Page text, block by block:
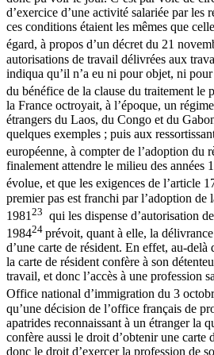
d’exercice d’une activité salariée par les
ces conditions étaient les mêmes que
égard, à propos d’un décret du 21
autorisations de travail délivrées aux
indiqua qu’il n’a eu ni pour objet, ni
du bénéfice de la clause du traitement le
la France octroyait, à l’époque, un
étrangers du Laos, du Congo et du
quelques exemples ; puis aux
européenne, à compter de l’adoption du
finalement attendre le milieu des années
évolue, et que les exigences de l’article
premier pas est franchi par l’adoption de
1981 23 qui les dispense d’autorisation
198424 prévoit, quant à elle, la
d’une carte de résident. En effet, au-delà
la carte de résident confère à son
travail, et donc l’accès à une profession
Office national d’immigration du 3
qu’une décision de l’office français de
apatrides reconnaissant à un étranger la
confère aussi le droit d’obtenir une carte
donc le droit d’exercer la profession de